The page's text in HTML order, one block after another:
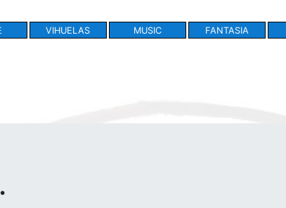
VIHUELAS MUSIC FANTASIA